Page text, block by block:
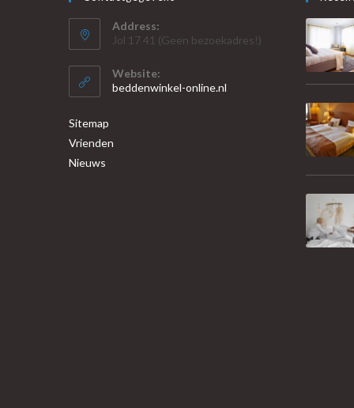
Address:
Jol 17 41 (Geen bezoekadres!)
Website:
beddenwinkel-online.nl
Sitemap
Vrienden
Nieuws